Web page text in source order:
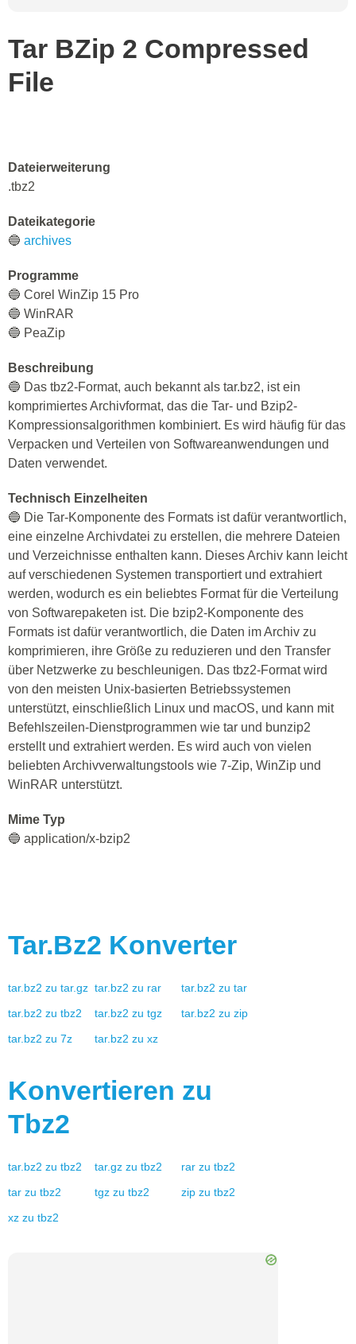
Tar BZip 2 Compressed
File
Dateierweiterung
.tbz2
Dateikategorie
🔵 archives
Programme
🔵 Corel WinZip 15 Pro
🔵 WinRAR
🔵 PeaZip
Beschreibung
🔵 Das tbz2-Format, auch bekannt als tar.bz2, ist ein
komprimiertes Archivformat, das die Tar- und Bzip2-
Kompressionsalgorithmen kombiniert. Es wird häufig für das
Verpacken und Verteilen von Softwareanwendungen und
Daten verwendet.
Technisch Einzelheiten
🔵 Die Tar-Komponente des Formats ist dafür verantwortlich,
eine einzelne Archivdatei zu erstellen, die mehrere Dateien
und Verzeichnisse enthalten kann. Dieses Archiv kann leicht
auf verschiedenen Systemen transportiert und extrahiert
werden, wodurch es ein beliebtes Format für die Verteilung
von Softwarepaketen ist. Die bzip2-Komponente des
Formats ist dafür verantwortlich, die Daten im Archiv zu
komprimieren, ihre Größe zu reduzieren und den Transfer
über Netzwerke zu beschleunigen. Das tbz2-Format wird
von den meisten Unix-basierten Betriebssystemen
unterstützt, einschließlich Linux und macOS, und kann mit
Befehlszeilen-Dienstprogrammen wie tar und bunzip2
erstellt und extrahiert werden. Es wird auch von vielen
beliebten Archivverwaltungstools wie 7-Zip, WinZip und
WinRAR unterstützt.
Mime Typ
🔵 application/x-bzip2
Tar.bz2 Konverter
tar.bz2 zu tar.gz tar.bz2 zu rar tar.bz2 zu tar
tar.bz2 zu tbz2 tar.bz2 zu tgz tar.bz2 zu zip
tar.bz2 zu 7z tar.bz2 zu xz
Konvertieren zu
Tbz2
tar.bz2 zu tbz2 tar.gz zu tbz2 rar zu tbz2
tar zu tbz2 tgz zu tbz2 zip zu tbz2
xz zu tbz2